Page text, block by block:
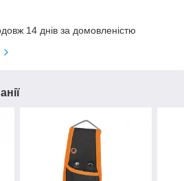
14 днів за домовленістю